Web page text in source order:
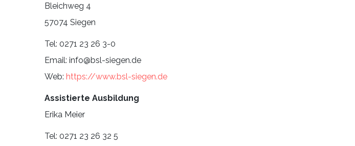
Bleichweg 4
57074 Siegen
Tel: 0271 23 26 3-0
Email: info@bsl-siegen.de
Web: https://www.bsl-siegen.de
Assistierte Ausbildung
Erika Meier
Tel: 0271 23 26 32 5